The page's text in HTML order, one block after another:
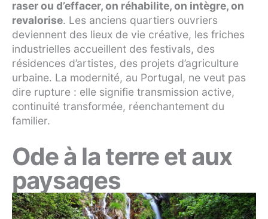
raser ou d’effacer, on réhabilite, on intègre, on
revalorise. Les anciens quartiers ouvriers
deviennent des lieux de vie créative, les friches
industrielles accueillent des festivals, des
résidences d’artistes, des projets d’agriculture
urbaine. La modernité, au Portugal, ne veut pas
dire rupture : elle signifie transmission active,
continuité transformée, réenchantement du
familier.
Ode à la terre et aux
paysages